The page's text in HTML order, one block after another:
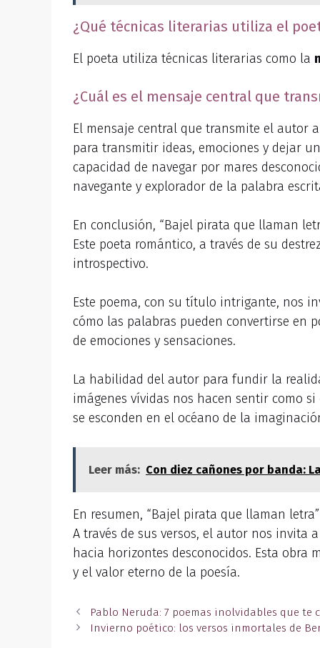
¿Qué técnicas literarias utiliza el
El poeta utiliza técnicas literarias como la
¿Cuál es el mensaje central que
El mensaje central que transmite el autor
para transmitir ideas, emociones y dejar
capacidad de navegar por mares
navegante y explorador de la palabra
En conclusión, “Bajel pirata que llaman
Este poeta romántico, a través de su
introspectivo.
Este poema, con su título intrigante, nos
cómo las palabras pueden convertirse en
de emociones y sensaciones.
La habilidad del autor para fundir la
imágenes vívidas nos hacen sentir como
se esconden en el océano de la
Leer más: Con diez cañones por banda:
En resumen, “Bajel pirata que llaman
A través de sus versos, el autor nos invita
hacia horizontes desconocidos. Esta obra
y el valor eterno de la poesía.
Pablo Neruda: 7 poemas inolvidables que te
Invierno poético: los versos inmortales de